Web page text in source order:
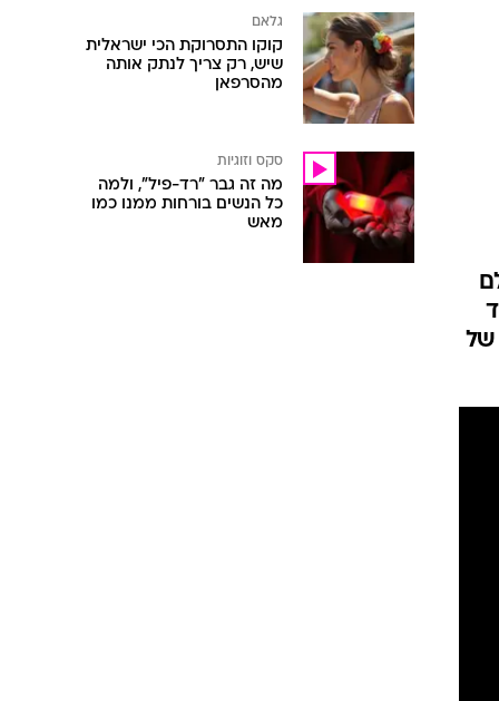
של
גלאם
קוקו התסרוקת הכי ישראלית
שיש, רק צריך לנתק אותה
מהסרפאן
סקס וזוגיות
מה זה גבר "רד-פיל", ולמה
כל הנשים בורחות ממנו כמו
מאש